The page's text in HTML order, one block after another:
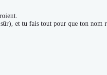
et tu fais tout pour que ton nom